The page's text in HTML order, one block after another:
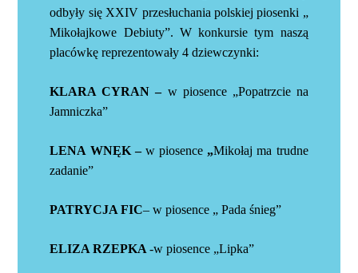
odbyły się XXIV przesłuchania polskiej piosenki „
Mikołajkowe Debiuty”. W konkursie tym naszą
placówkę reprezentowały 4 dziewczynki:
KLARA CYRAN – w piosence „Popatrzcie na
Jamniczka”
LENA WNĘK – w piosence „Mikołaj ma trudne
zadanie”
PATRYCJA FIC– w piosence „ Pada śnieg”
ELIZA RZEPKA-w piosence „Lipka”